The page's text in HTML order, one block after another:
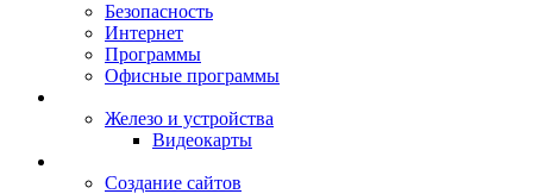
Безопасность
Интернет
Программы
Офисные программы
Железо и устройства
Видеокарты
Создание сайтов